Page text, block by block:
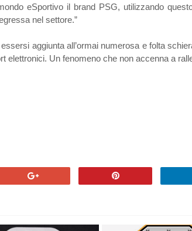
eSportivo il brand PSG, utilizzando
nel settore.”
aggiunta all’ormai numerosa e folta
elettronici. Un fenomeno che non accenna a